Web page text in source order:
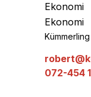
Ekonomi
Ekonomi
072-454